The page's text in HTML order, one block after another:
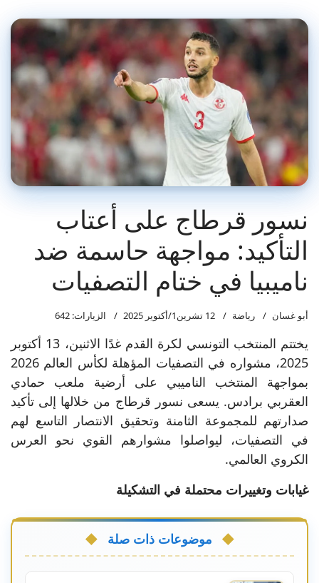
نسور قرطاج على أعتاب
التأكيد: مواجهة حاسمة ضد
ناميبيا في ختام التصفيات
أبو غسان رياضة 12 تشرين1/أكتوير 2025 الزيارات: 642
يختتم المنتخب التونسي لكرة القدم غدًا الاثنين، 13 أكتوبر
2025، مشواره في التصفيات المؤهلة لكأس العالم 2026
بمواجهة المنتخب الناميبي على أرضية ملعب حمادي
العقربي برادس. يسعى نسور قرطاج من خلالها إلى تأكيد
صدارتهم للمجموعة الثامنة وتحقيق الانتصار التاسع لهم
في التصفيات، ليواصلوا مشوارهم القوي نحو العرس
الكروي العالمي.
غيابات وتغييرات محتملة في التشكيلة
موضوعات ذات صلة